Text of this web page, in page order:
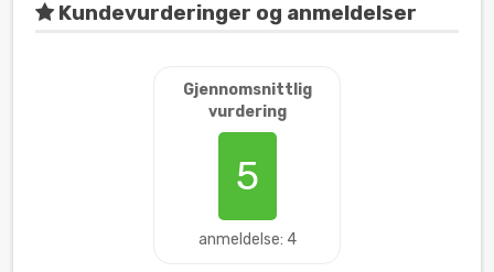
Kundevurderinger og anmeldelser
Gjennomsnittlig
vurdering
5
anmeldelse: 4